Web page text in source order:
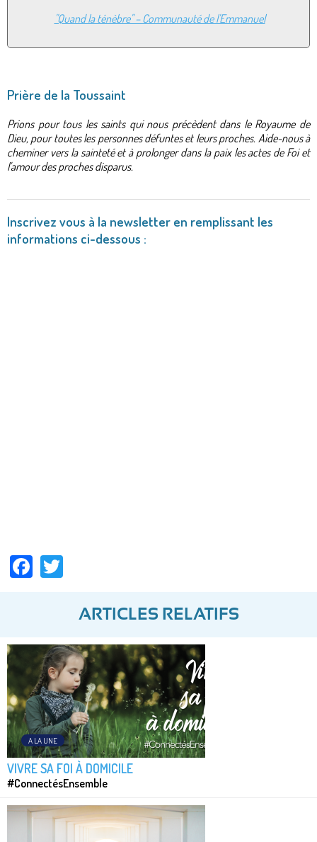
"Quand la ténèbre" – Communauté de l'Emmanuel
Prière de la Toussaint
Prions pour tous les saints qui nous précèdent dans le Royaume de
Dieu, pour toutes les personnes défuntes et leurs proches. Aide-nous à
cheminer vers la sainteté et à prolonger dans la paix les actes de Foi et
l'amour des proches disparus.
Inscrivez vous à la newsletter en remplissant les
informations ci-dessous :
Facebook
ARTICLES RELATIFS
A LA UNE
VIVRE SA FOI À DOMICILE
#ConnectésEnsemble